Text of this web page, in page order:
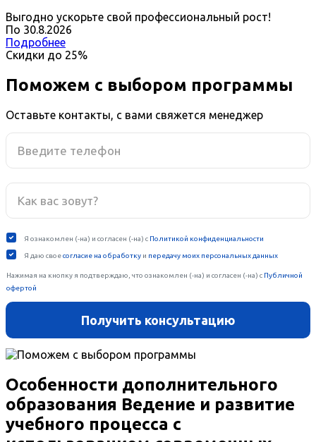
Выгодно ускорьте свой профессиональный рост!
По 30.8.2026
Подробнее
Скидки до 25%
Поможем с выбором программы
Оставьте контакты, с вами свяжется менеджер
Особенности дополнительного
образования Ведение и развитие
учебного процесса с